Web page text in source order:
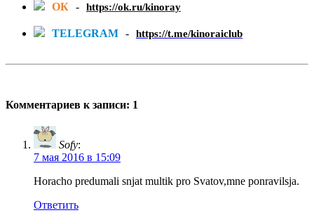
ОК - https://ok.ru/kinoray
TELEGRAM - https://t.me/kinoraiclub
Комментариев к записи: 1
Sofy:
7 мая 2016 в 15:09
Horacho predumali snjat multik pro Svatov,mne ponravilsja.
Ответить